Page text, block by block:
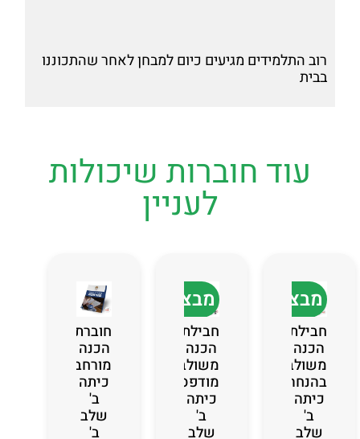
רוב התלמידים מגיעים כיום למבחן לאחר שהתכוננו
בבית
עוד חוברות שיכולות
לעניין
מבצע
חבילת
הכנה
משולבת
בהנחה
כיתה
ב'
שלב
מבצע
חבילת
הכנה
משולבת
מודפסת
כיתה
ב'
שלב
חוברת
הכנה
מורחבת
כיתה
ב'
שלב
ב'